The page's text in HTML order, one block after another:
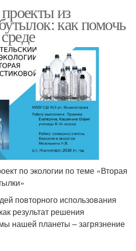
из
как помочь
по экологии по теме «Вторая
повторного использования
результат решения
нашей планеты – загрязнение